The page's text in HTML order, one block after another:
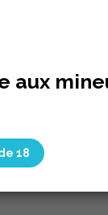
aux
18